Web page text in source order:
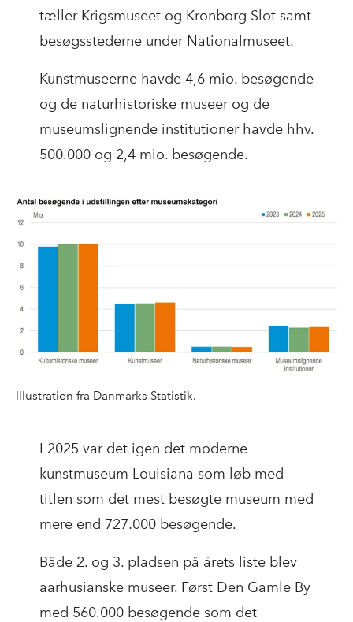
tæller Krigsmuseet og Kronborg Slot samt
besøgsstederne under Nationalmuseet.
Kunstmuseerne havde 4,6 mio. besøgende
og de naturhistoriske museer og de
museumslignende institutioner havde hhv.
500.000 og 2,4 mio. besøgende.
Illustration fra Danmarks Statistik.
I 2025 var det igen det moderne
kunstmuseum Louisiana som løb med
titlen som det mest besøgte museum med
mere end 727.000 besøgende.
Både 2. og 3. pladsen på årets liste blev
aarhusianske museer. Først Den Gamle By
med 560.000 besøgende som det